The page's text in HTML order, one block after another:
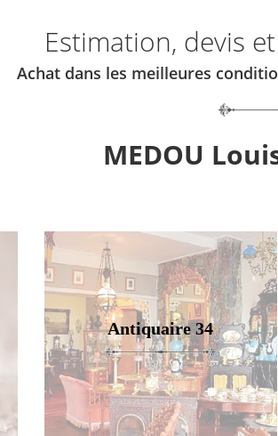
Estimation, devis
Achat dans les meilleures
MEDOU
Antiquaire 34